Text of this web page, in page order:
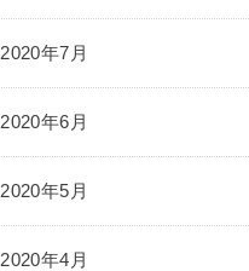
2020年7月
2020年6月
2020年5月
2020年4月